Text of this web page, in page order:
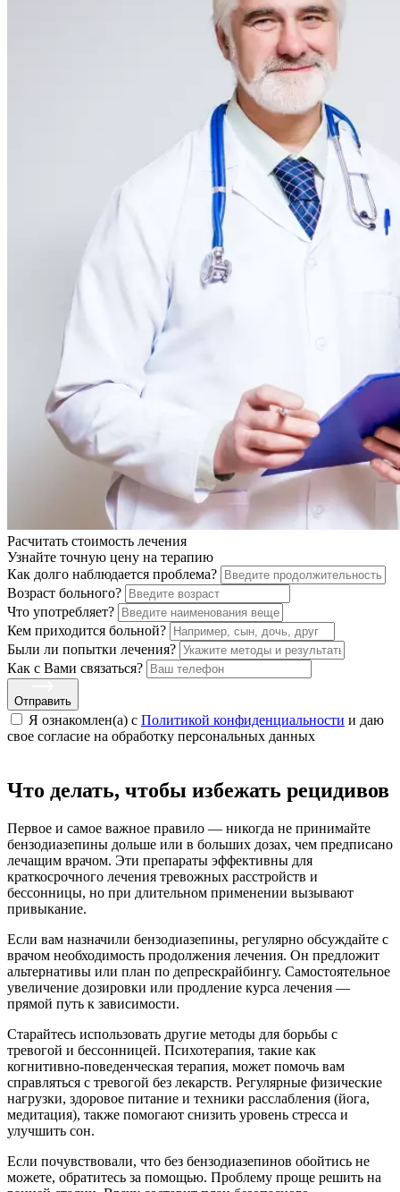
Расчитать стоимость лечения
Узнайте точную цену на терапию
Как долго наблюдается проблема?
Возраст больного?
Что употребляет?
Кем приходится больной?
Были ли попытки лечения?
Как с Вами связаться?
Отправить
Я ознакомлен(а) с Политикой конфиденциальности и даю
свое cогласие на обработку персональных данных
Что делать, чтобы избежать рецидивов
Первое и самое важное правило — никогда не принимайте
бензодиазепины дольше или в больших дозах, чем предписано
лечащим врачом. Эти препараты эффективны для
краткосрочного лечения тревожных расстройств и
бессонницы, но при длительном применении вызывают
привыкание.
Если вам назначили бензодиазепины, регулярно обсуждайте с
врачом необходимость продолжения лечения. Он предложит
альтернативы или план по депрескрайбингу. Самостоятельное
увеличение дозировки или продление курса лечения —
прямой путь к зависимости.
Старайтесь использовать другие методы для борьбы с
тревогой и бессонницей. Психотерапия, такие как
когнитивно-поведенческая терапия, может помочь вам
справляться с тревогой без лекарств. Регулярные физические
нагрузки, здоровое питание и техники расслабления (йога,
медитация), также помогают снизить уровень стресса и
улучшить сон.
Если почувствовали, что без бензодиазепинов обойтись не
можете, обратитесь за помощью. Проблему проще решить на